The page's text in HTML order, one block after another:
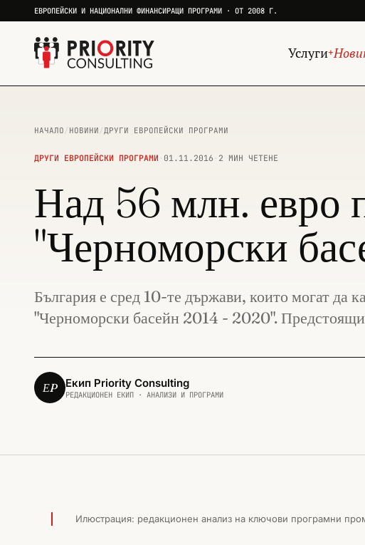
ЕВРОПЕЙСКИ И НАЦИОНАЛНИ ФИНАНСИРАЩИ ПРОГРАМИ · ОТ 2008 Г.
Услуги+
НАЧАЛО / НОВИНИ /ДРУГИ ЕВРОПЕЙСКИ ПРОГРАМИ
ДРУГИ ЕВРОПЕЙСКИ ПРОГРАМИ · 01.11.2016 · 2 МИН ЧЕТЕНЕ
Над 56 млн. евро
"Черноморски
България е сред 10-те държави, които могат да
"Черноморски басейн 2014 - 2020".
ЕP Екип Priority Consulting
РЕДАКЦИОНЕН ЕКИП · АНАЛИЗИ И ПРОГРАМИ
Илюстрация: редакционен анализ на ключови програмни